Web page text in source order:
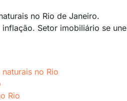
no Rio de Janeiro.
Setor imobiliário se une
no Rio
Rio